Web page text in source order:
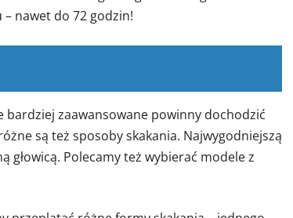
nawet do 72 godzin!
bardziej zaawansowane powinny dochodzić
są też sposoby skakania. Najwygodniejszą
głowicą. Polecamy też wybierać modele z